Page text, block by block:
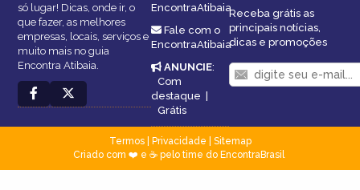
só lugar! Dicas, onde ir, o
que fazer, as melhores
empresas, locais, serviços e
muito mais no guia
Encontra Atibaia.
EncontraAtibaia
Fale com o
EncontraAtibaia
ANUNCIE:
Com
destaque
Grátis
Receba grátis as
principais notícias,
dicas e promoções
Termos| Privacidade
Sitemap
Criado com ❤️ e ☕ pelo time do EncontraBrasil